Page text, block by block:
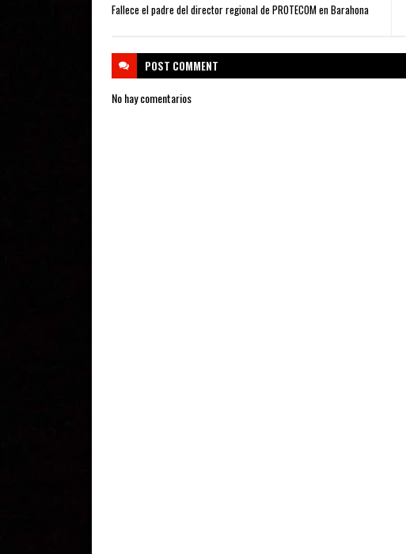
Fallece el padre del director regional de PROTECOM en Barahona
POST COMMENT
No hay comentarios